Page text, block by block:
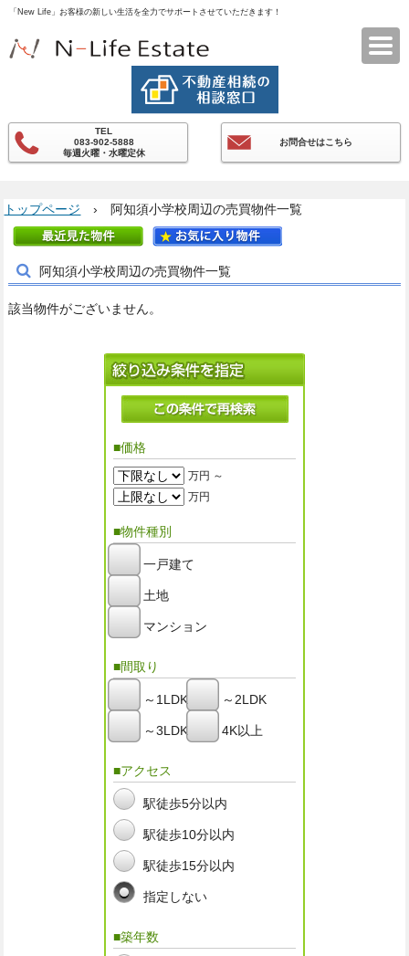
「New Life」お客様の新しい生活を全力でサポートさせていただきます！
TEL
083-902-5888
毎週火曜・水曜定休
お問合せはこちら
トップページ › 阿知須小学校周辺の売買物件一覧
阿知須小学校周辺の売買物件一覧
該当物件がございません。
■価格
万円 ～
万円
■物件種別
一戸建て
土地
マンション
■間取り
～1LDK ～2LDK
～3LDK 4K以上
■アクセス
駅徒歩5分以内
駅徒歩10分以内
駅徒歩15分以内
指定しない
■築年数